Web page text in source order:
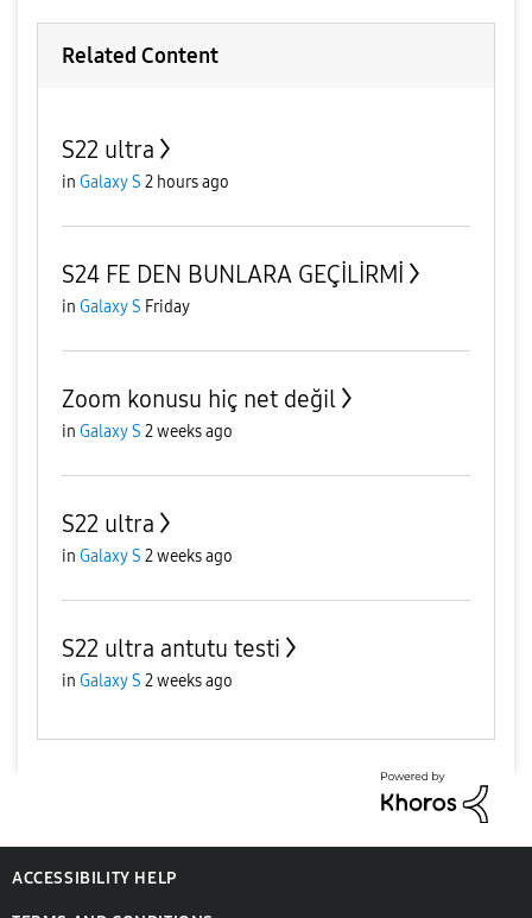
Related Content
S22 ultra
in Galaxy S 2 hours ago
S24 FE DEN BUNLARA GEÇİLİRMİ
in Galaxy S Friday
Zoom konusu hiç net değil
in Galaxy S 2 weeks ago
S22 ultra
in Galaxy S 2 weeks ago
S22 ultra antutu testi
in Galaxy S 2 weeks ago
ACCESSIBILITY HELP